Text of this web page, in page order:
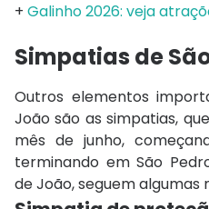
+ Galinho 2026: veja
Simpatias de
Outros elementos
João são as simpatias,
mês de junho,
terminando em São
de João, seguem algumas